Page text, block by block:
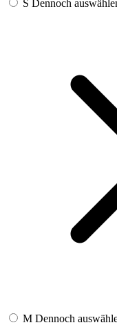
S Dennoch
M Dennoch